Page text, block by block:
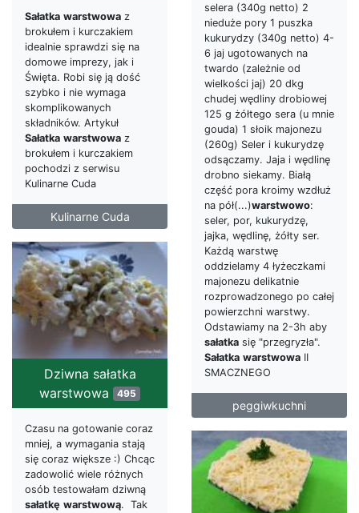
Sałatka warstwowa z
brokułem i kurczakiem
idealnie sprawdzi się na
domowe imprezy, jak i
Święta. Robi się ją dość
szybko i nie wymaga
skomplikowanych
składników. Artykuł
Sałatka warstwowa z
brokułem i kurczakiem
pochodzi z serwisu
Kulinarne Cuda
Kulinarne Cuda
selera (340g netto) 2
nieduże pory 1 puszka
kukurydzy (340g netto) 4-
6 jaj ugotowanych na
twardo (zależnie od
wielkości jaj) 20 dkg
chudej wędliny drobiowej
125 g żółtego sera (u mnie
gouda) 1 słoik majonezu
(260g) Seler i kukurydzę
odsączamy. Jaja i wędlinę
drobno siekamy. Białą
część pora kroimy wzdłuż
na pół(...)warstwowo:
seler, por, kukurydzę,
jajka, wędlinę, żółty ser.
Każdą warstwę
oddzielamy 4 łyżeczkami
majonezu delikatnie
rozprowadzonego po całej
powierzchni warstwy.
Odstawiamy na 2-3h aby
sałatka się "przegryzła".
Sałatka warstwowa II
SMACZNEGO
peggiwkuchni
Dziwna sałatka
warstwowa 495
Czasu na gotowanie coraz
mniej, a wymagania stają
się coraz większe :) Chcąc
zadowolić wiele różnych
osób testowałam dziwną
sałatkę warstwową. Tak